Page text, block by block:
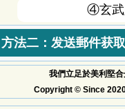
④玄武
方法二：发送郵件获
我們立足於美利堅
Copyright © Since